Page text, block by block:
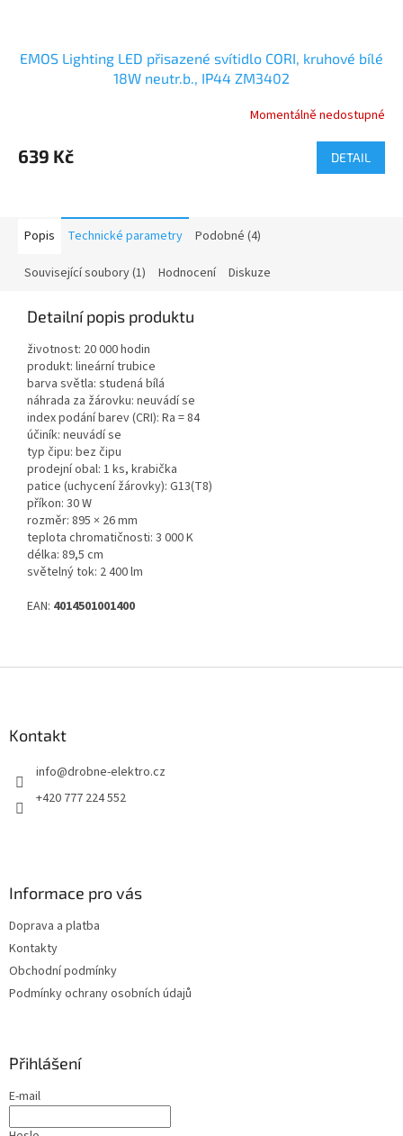
EMOS Lighting LED přisazené svítidlo CORI, kruhové bílé
18W neutr.b., IP44 ZM3402
Momentálně nedostupné
639 Kč DETAIL
Popis Technické parametry Podobné (4)
Související soubory (1) Hodnocení Diskuze
Detailní popis produktu
životnost: 20 000 hodin
produkt: lineární trubice
barva světla: studená bílá
náhrada za žárovku: neuvádí se
index podání barev (CRI): Ra = 84
účiník: neuvádí se
typ čipu: bez čipu
prodejní obal: 1 ks, krabička
patice (uchycení žárovky): G13(T8)
příkon: 30 W
rozměr: 895 × 26 mm
teplota chromatičnosti: 3 000 K
délka: 89,5 cm
světelný tok: 2 400 lm
EAN: 4014501001400
Kontakt
info@drobne-elektro.cz
+420 777 224 552
Informace pro vás
Doprava a platba
Kontakty
Obchodní podmínky
Podmínky ochrany osobních údajů
Přihlášení
E-mail